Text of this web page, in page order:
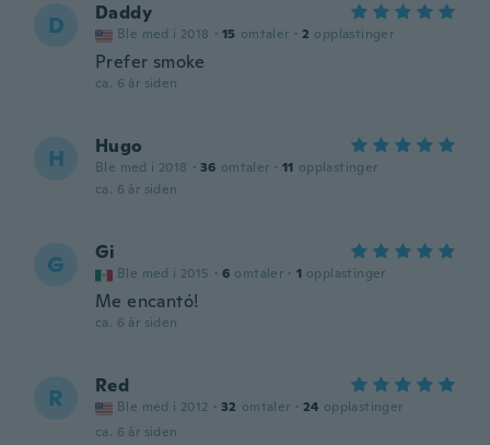
D Daddy
Ble med i 2018 · 15 omtaler · 2 opplastinger
Prefer smoke
ca. 6 år siden
H Hugo
Ble med i 2018 · 36 omtaler · 11 opplastinger
ca. 6 år siden
G Gi
Ble med i 2015 · 6 omtaler · 1 opplastinger
Me encantó!
ca. 6 år siden
R Red
Ble med i 2012 · 32 omtaler · 24 opplastinger
ca. 6 år siden